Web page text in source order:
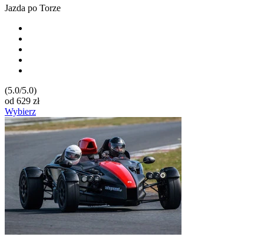
Jazda po Torze
(5.0/5.0)
od 629 zł
Wybierz